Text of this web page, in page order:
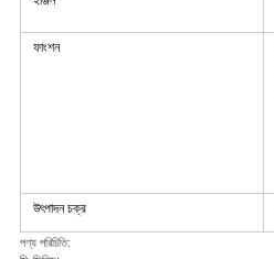
ফাংশন
উৎপাদন চক্র
পণ্য পরিচিতি: